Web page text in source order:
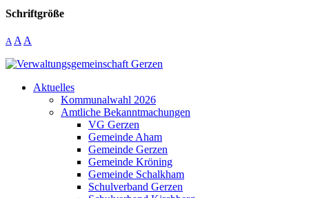
Schriftgröße
A A A
Aktuelles
Kommunalwahl 2026
Amtliche Bekanntmachungen
VG Gerzen
Gemeinde Aham
Gemeinde Gerzen
Gemeinde Kröning
Gemeinde Schalkham
Schulverband Gerzen